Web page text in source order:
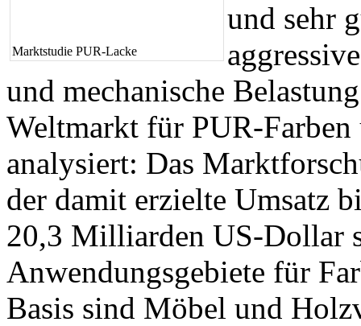
Marktstudie PUR-Lacke
und sehr
und mechanische
Weltmarkt für PUR-
analysiert: Das
der damit erzielte Umsatz
20,3 Milliarden US-Dollar
Anwendungsgebiete für
Basis sind Möbel und